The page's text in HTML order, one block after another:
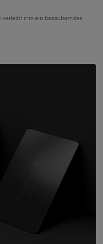
ihm ein bezauberndes